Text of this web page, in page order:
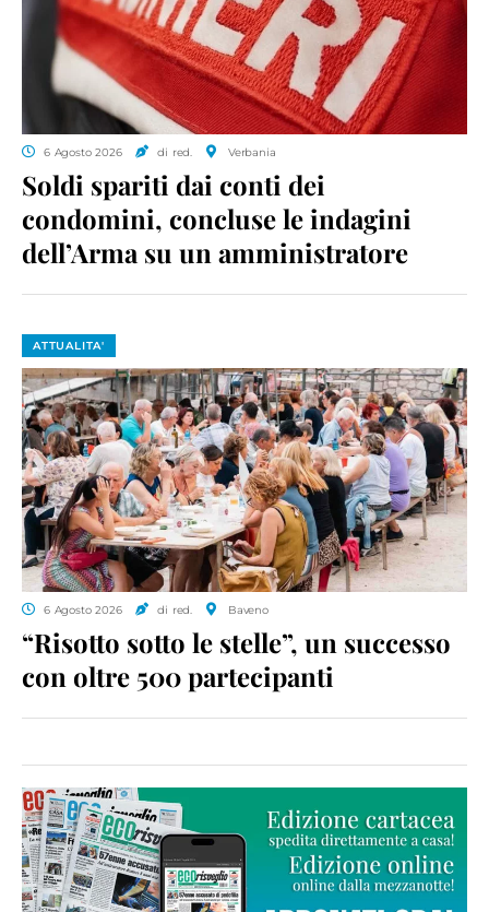
6 Agosto 2026 di red. Verbania
Soldi spariti dai conti dei
condomini, concluse le indagini
dell’Arma su un amministratore
ATTUALITA'
6 Agosto 2026 di red. Baveno
“Risotto sotto le stelle”, un successo
con oltre 500 partecipanti